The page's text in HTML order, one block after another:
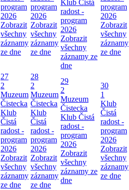
program
2026
Zobrazit
všechny
záznamy
ze dne
program
2026
Zobrazit
všechny
záznamy
ze dne
Klub Čistá
radost -
program
2026
Zobrazit
všechny
záznamy ze
dne
program
2026
Zobrazit
všechny
záznamy
ze dne
27
2
Muzeum
Čistecka
Klub
Čistá
radost -
program
2026
Zobrazit
všechny
záznamy
ze dne
28
2
Muzeum
Čistecka
Klub
Čistá
radost -
program
2026
Zobrazit
všechny
záznamy
ze dne
29
2
Muzeum
Čistecka
Klub Čistá
radost -
program
2026
Zobrazit
všechny
záznamy ze
dne
30
1
Klub
Čistá
radost -
program
2026
Zobrazit
všechny
záznamy
ze dne